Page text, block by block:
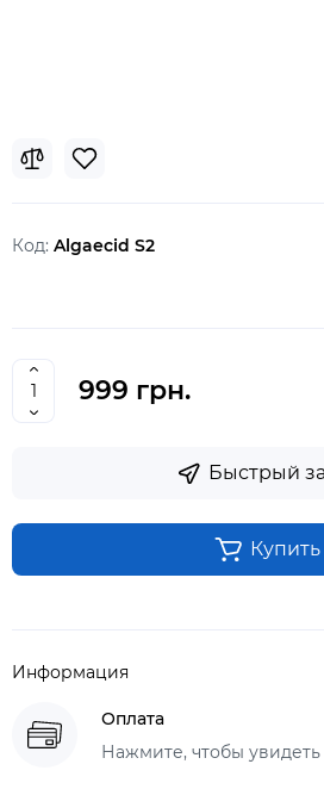
Код: Algaecid S2
999 грн.
Быстрый
Купить
Информация
Оплата
Нажмите, чтобы